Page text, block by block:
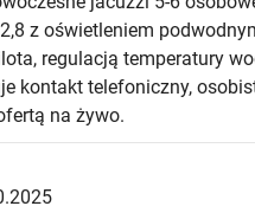
z oświetleniem
regulacją temperatury
kontakt telefoniczny,
na żywo.